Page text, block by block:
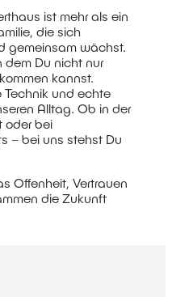
ist mehr als ein
die sich
gemeinsam wächst.
dem Du nicht nur
kannst.
und echte
Alltag. Ob in der
oder bei
– bei uns stehst Du
Offenheit, Vertrauen
die Zukunft